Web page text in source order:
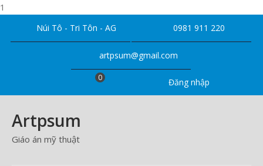
1
Núi Tô - Tri Tôn - AG 0981 911 220
artpsum@gmail.com
Đăng nhập
0
Artpsum
Giáo án mỹ thuật